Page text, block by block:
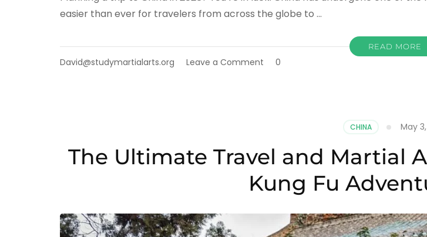
easier than ever for travelers from across the globe to …
READ MORE
David@studymartialarts.org Leave a Comment
Step-
by-
Application
Process,
Checklists
&
0
CHINA May
The Ultimate Travel and Martial
Kung Fu